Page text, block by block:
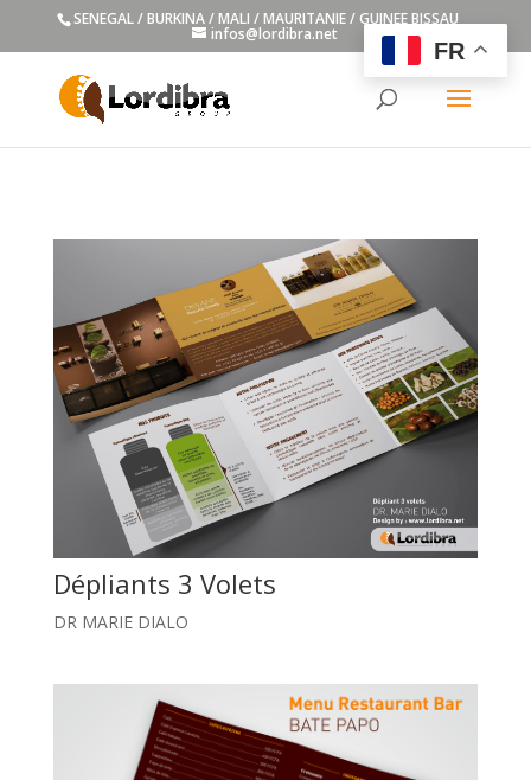
SENEGAL / BURKINA / MALI / MAURITANIE / GUINEE BISSAU
infos@lordibra.net
Dépliants 3 Volets
DR MARIE DIALO
FR